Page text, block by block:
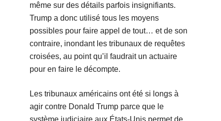
même sur des détails parfois insignifiants.
Trump a donc utilisé tous les moyens
possibles pour faire appel de tout… et de son
contraire, inondant les tribunaux de requêtes
croisées, au point qu’il faudrait un actuaire
pour en faire le décompte.
Les tribunaux américains ont été si longs à
agir contre Donald Trump parce que le
système judiciaire aux États-Unis permet de